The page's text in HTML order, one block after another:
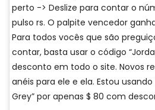
perto -> Deslize para contar o
pulso rs. O palpite vencedor
Para todos vocês que são
contar, basta usar o código
desconto em todo o site. Novos
anéis para ele e ela. Estou
Grey” por apenas $ 80 com